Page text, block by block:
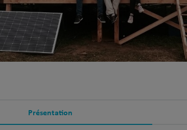
Présentation